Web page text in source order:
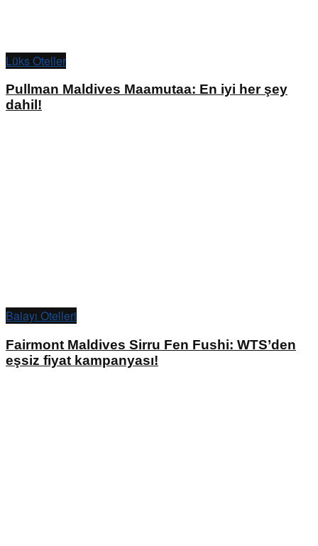
Lüks Oteller
Pullman Maldives Maamutaa: En iyi her şey
dahil!
Balayı Otelleri
Fairmont Maldives Sirru Fen Fushi: WTS’den
eşsiz fiyat kampanyası!